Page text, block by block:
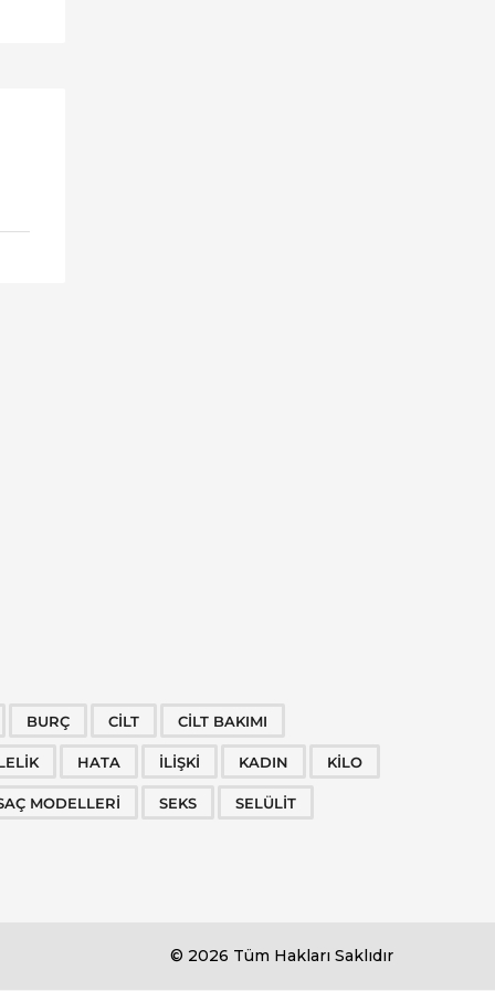
BURÇ CILT CILT BAKIMI
HATA ILIŞKI KADIN KILO
MODELLERI SEKS SELÜLIT
© 2026 Tüm Hakları Saklıdır